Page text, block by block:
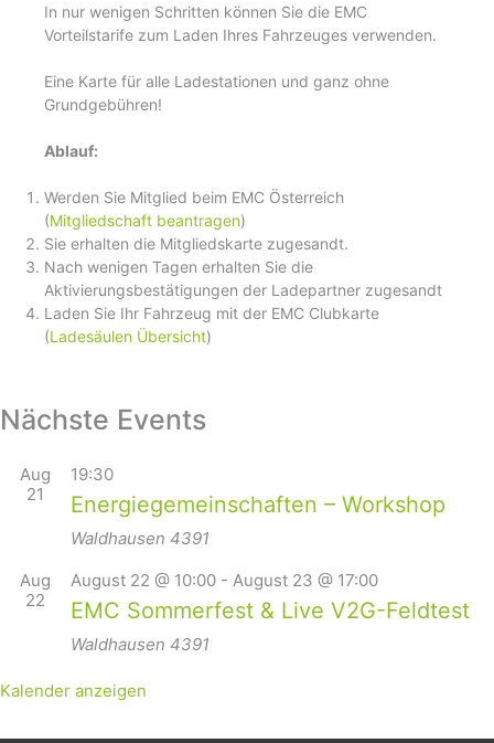
In nur wenigen Schritten können Sie die EMC
Vorteilstarife zum Laden Ihres Fahrzeuges verwenden.
Eine Karte für alle Ladestationen und ganz ohne
Grundgebühren!
Ablauf:
Werden Sie Mitglied beim EMC Österreich
(Mitgliedschaft beantragen)
Sie erhalten die Mitgliedskarte zugesandt.
Nach wenigen Tagen erhalten Sie die
Aktivierungsbestätigungen der Ladepartner zugesandt
Laden Sie Ihr Fahrzeug mit der EMC Clubkarte
(Ladesäulen Übersicht)
Nächste Events
Aug
21
19:30
Energiegemeinschaften – Workshop
Waldhausen 4391
Aug
22
August 22 @ 10:00 - August 23 @ 17:00
EMC Sommerfest & Live V2G-Feldtest
Waldhausen 4391
Kalender anzeigen